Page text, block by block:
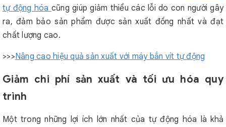
tự động hóa cũng giúp giảm thiểu các lỗi do con người gây
ra, đảm bảo sản phẩm được sản xuất đồng nhất và đạt
chất lượng cao.
>>>Nâng cao hiệu quả sản xuất với máy bắn vít tự động
Giảm chi phí sản xuất và tối ưu hóa quy
trình
Một trong những lợi ích lớn nhất của tự động hóa là khả